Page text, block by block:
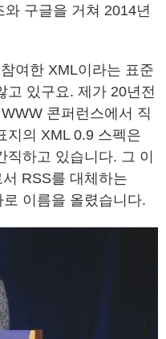
구글을 거쳐 2014년
여한 XML이라는 표준
고 있구요. 제가 20년전
콘퍼런스에서 직
지의 XML 0.9 스펙은
직하고 있습니다. 그 이
RSS를 대체하는
이름을 올렸습니다.